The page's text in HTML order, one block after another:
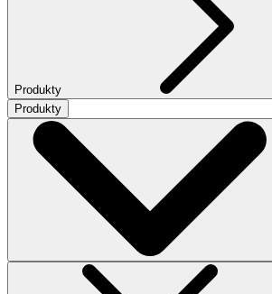
Produkty
Produkty